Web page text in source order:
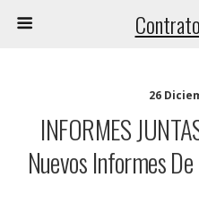
26
INFORMES
Nuevos Informes De